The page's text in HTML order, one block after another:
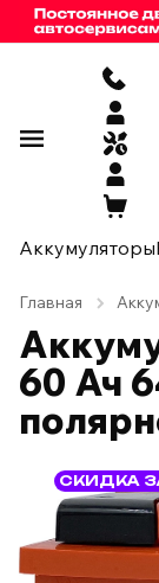
Аккумуляторы
Главная
60 Ач
СКИДКА